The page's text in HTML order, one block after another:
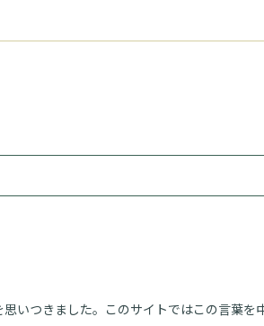
いつきました。このサイトではこの言葉